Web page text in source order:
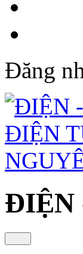
Đăng
ĐIỆN